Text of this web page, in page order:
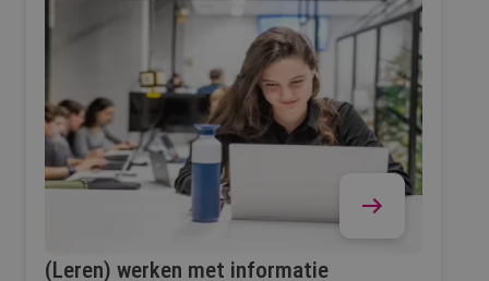
(Leren) werken met informatie